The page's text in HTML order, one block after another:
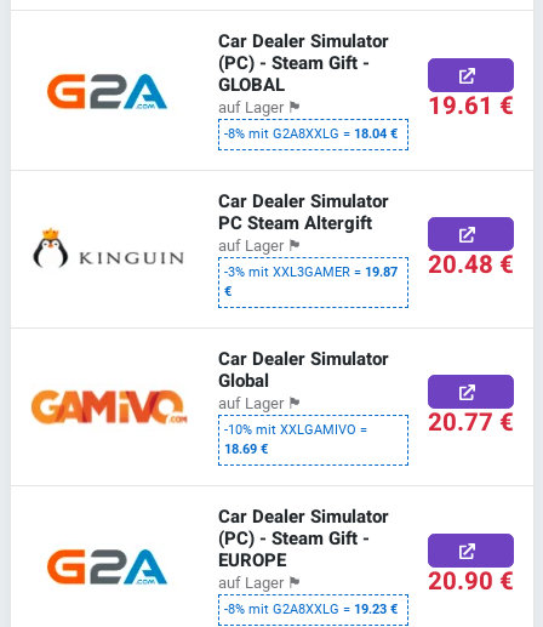
Car Dealer Simulator
(PC) - Steam Gift -
GLOBAL
auf Lager 🏴
-8% mit G2A8XXLG =18.04 €
19.61 €
Car Dealer Simulator
PC Steam Altergift
auf Lager 🏴
-3% mit XXL3GAMER =19.87
€
20.48 €
Car Dealer Simulator
Global
auf Lager 🏴
-10% mit XXLGAMIVO =
18.69 €
20.77 €
Car Dealer Simulator
(PC) - Steam Gift -
EUROPE
auf Lager 🏴
-8% mit G2A8XXLG =19.23 €
20.90 €